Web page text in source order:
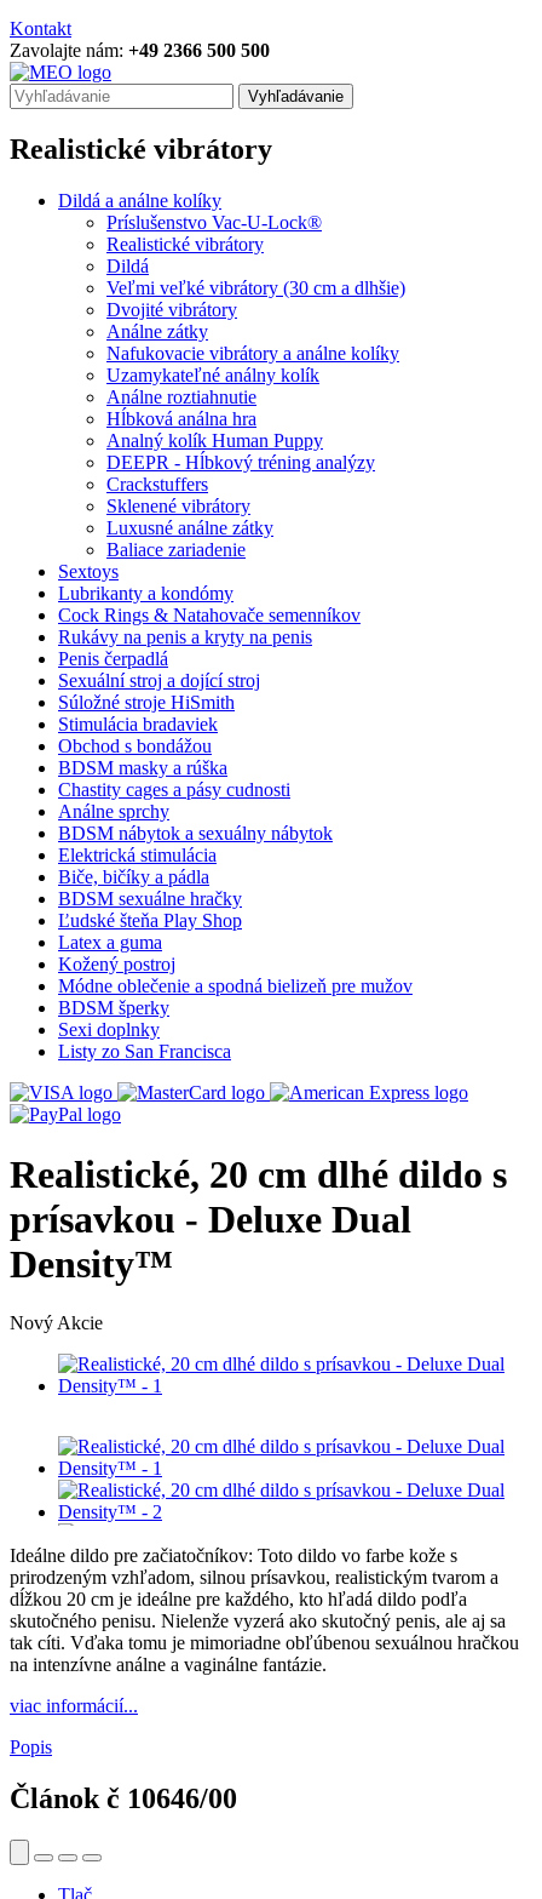
Kontakt
Zavolajte nám: +49 2366 500 500
Vyhľadávanie
Realistické vibrátory
Dildá a análne kolíky
Príslušenstvo Vac-U-Lock®
Realistické vibrátory
Dildá
Veľmi veľké vibrátory (30 cm a dlhšie)
Dvojité vibrátory
Análne zátky
Nafukovacie vibrátory a análne kolíky
Uzamykateľné análny kolík
Análne roztiahnutie
Hĺbková análna hra
Analný kolík Human Puppy
DEEPR - Hĺbkový tréning analýzy
Crackstuffers
Sklenené vibrátory
Luxusné análne zátky
Baliace zariadenie
Sextoys
Lubrikanty a kondómy
Cock Rings & Natahovače semenníkov
Rukávy na penis a kryty na penis
Penis čerpadlá
Sexuální stroj a dojící stroj
Súložné stroje HiSmith
Stimulácia bradaviek
Obchod s bondážou
BDSM masky a rúška
Chastity cages a pásy cudnosti
Análne sprchy
BDSM nábytok a sexuálny nábytok
Elektrická stimulácia
Biče, bičíky a pádla
BDSM sexuálne hračky
Ľudské šteňa Play Shop
Latex a guma
Kožený postroj
Módne oblečenie a spodná bielizeň pre mužov
BDSM šperky
Sexi doplnky
Listy zo San Francisca
Realistické, 20 cm dlhé dildo s
prísavkou - Deluxe Dual
Density™
Nový Akcie
Ideálne dildo pre začiatočníkov: Toto dildo vo farbe kože s
prirodzeným vzhľadom, silnou prísavkou, realistickým tvarom a
dĺžkou 20 cm je ideálne pre každého, kto hľadá dildo podľa
skutočného penisu. Nielenže vyzerá ako skutočný penis, ale aj sa
tak cíti. Vďaka tomu je mimoriadne obľúbenou sexuálnou hračkou
na intenzívne análne a vaginálne fantázie.
viac informácií...
Popis
Článok č 10646/00
Tlač